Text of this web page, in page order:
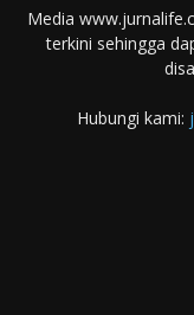
Media
terkini sehingga
Hubungi kami: